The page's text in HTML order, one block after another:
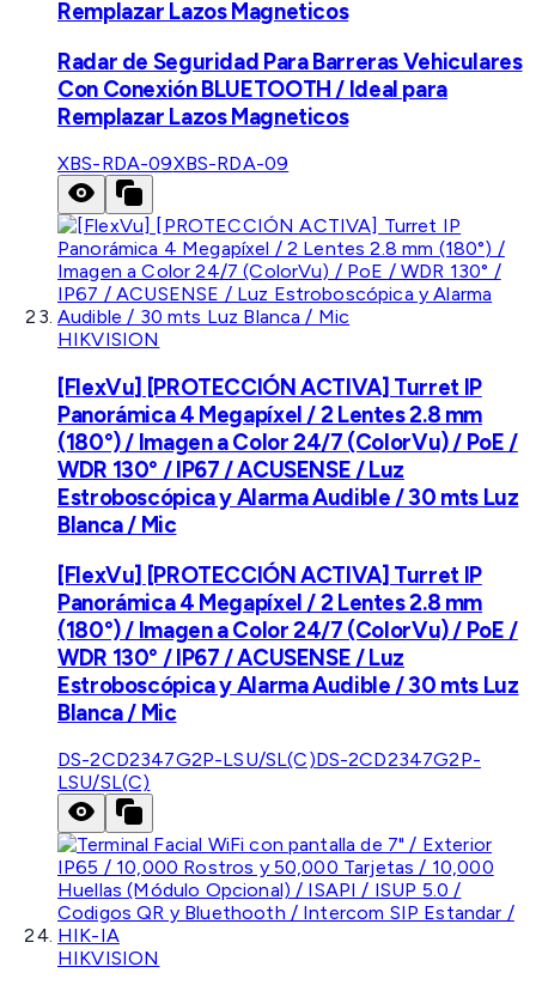
Remplazar Lazos Magneticos
Radar de Seguridad Para Barreras Vehiculares
Con Conexión BLUETOOTH / Ideal para
Remplazar Lazos Magneticos
XBS-RDA-09XBS-RDA-09
HIKVISION
[FlexVu] [PROTECCIÓN ACTIVA] Turret IP
Panorámica 4 Megapíxel / 2 Lentes 2.8 mm
(180°) / Imagen a Color 24/7 (ColorVu) / PoE /
WDR 130° / IP67 / ACUSENSE / Luz
Estroboscópica y Alarma Audible / 30 mts Luz
Blanca / Mic
[FlexVu] [PROTECCIÓN ACTIVA] Turret IP
Panorámica 4 Megapíxel / 2 Lentes 2.8 mm
(180°) / Imagen a Color 24/7 (ColorVu) / PoE /
WDR 130° / IP67 / ACUSENSE / Luz
Estroboscópica y Alarma Audible / 30 mts Luz
Blanca / Mic
DS-2CD2347G2P-LSU/SL(C)DS-2CD2347G2P-
LSU/SL(C)
HIKVISION